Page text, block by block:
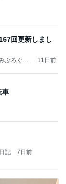
回更新しまし
ぶろぐ」
11日前
車
記 7日前